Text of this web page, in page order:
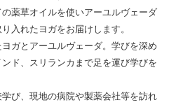
薬草オイルを使いアーユルヴェーダ
入れたヨガをお届けします。
ガとアーユルヴェーダ。学びを深め
ド、スリランカまで足を運び学びを
び、現地の病院や製薬会社等を訪れ